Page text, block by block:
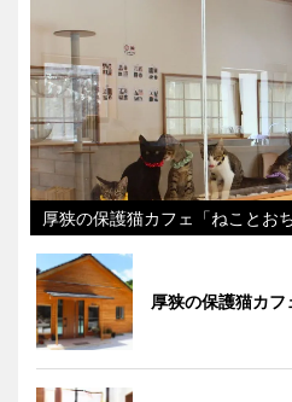
厚狭の保護猫カフェ「ねことお
厚狭の保護猫カ